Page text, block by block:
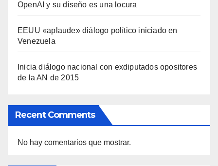
OpenAI y su diseño es una locura
EEUU «aplaude» diálogo político iniciado en
Venezuela
Inicia diálogo nacional con exdiputados opositores
de la AN de 2015
Recent Comments
No hay comentarios que mostrar.